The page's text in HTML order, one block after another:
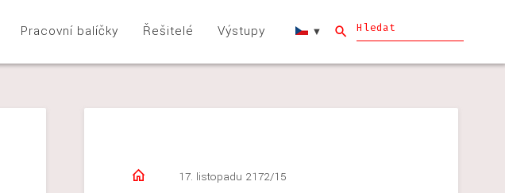
Pracovní balíčky Řešitelé Výstupy Hledat
17. listopadu 2172/15